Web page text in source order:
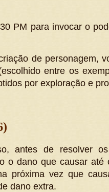
PM para invocar o
de personagem,
entre os
por exploração e
antes de resolver
o dano que causar até
próxima vez que
dano extra.